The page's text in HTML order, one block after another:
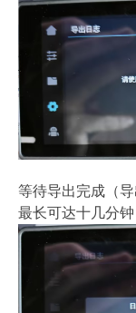
等待导出完成（
最长可达十几分钟